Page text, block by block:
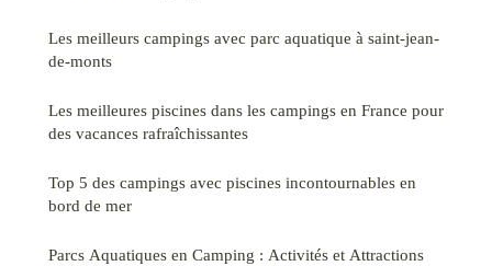
Les meilleurs campings avec parc aquatique à saint-jean-
de-monts
Les meilleures piscines dans les campings en France pour
des vacances rafraîchissantes
Top 5 des campings avec piscines incontournables en
bord de mer
Parcs Aquatiques en Camping : Activités et Attractions